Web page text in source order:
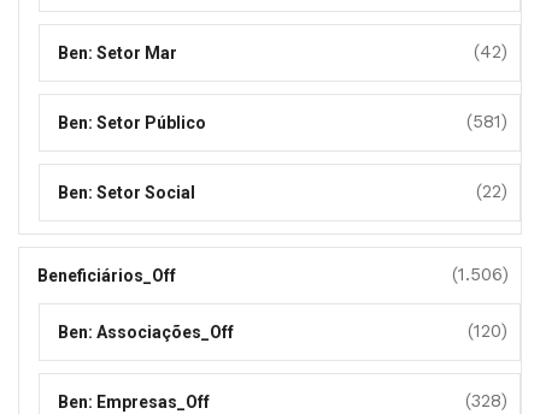
Ben: Setor Mar (42)
Ben: Setor Público (581)
Ben: Setor Social (22)
Beneficiários_Off (1.506)
Ben: Associações_Off (120)
Ben: Empresas_Off (328)